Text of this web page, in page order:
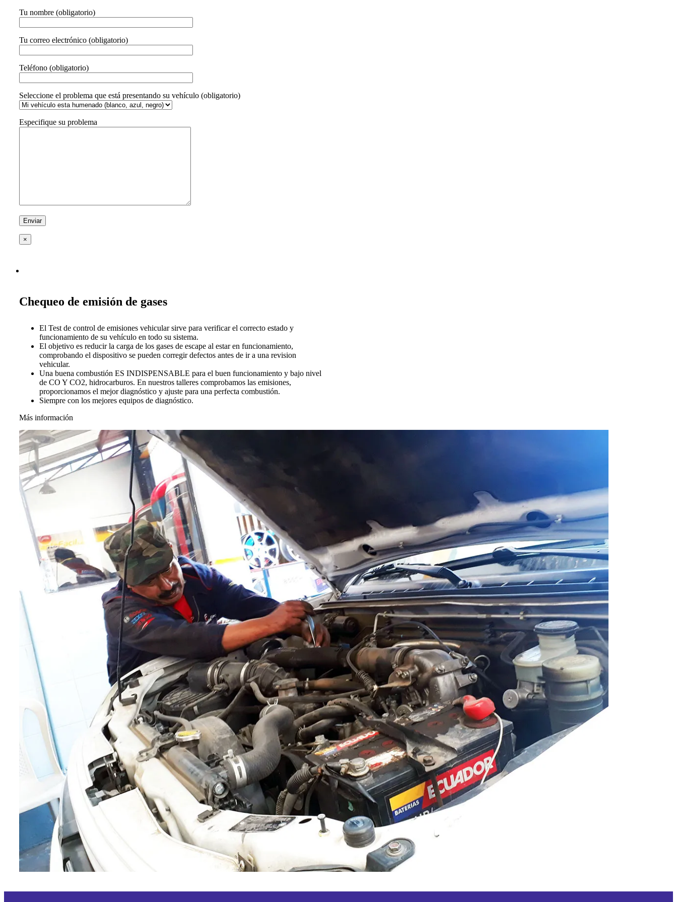
Tu nombre (obligatorio)
Tu correo electrónico (obligatorio)
Teléfono (obligatorio)
Seleccione el problema que está presentando su vehículo (obligatorio)
Especifique su problema
×
Chequeo de emisión de gases
El Test de control de emisiones vehicular sirve para verificar el correcto estado y
funcionamiento de su vehículo en todo su sistema.
El objetivo es reducir la carga de los gases de escape al estar en funcionamiento,
comprobando el dispositivo se pueden corregir defectos antes de ir a una revision
vehicular.
Una buena combustión ES INDISPENSABLE para el buen funcionamiento y bajo nivel
de CO Y CO2, hidrocarburos. En nuestros talleres comprobamos las emisiones,
proporcionamos el mejor diagnóstico y ajuste para una perfecta combustión.
Siempre con los mejores equipos de diagnóstico.
Más información